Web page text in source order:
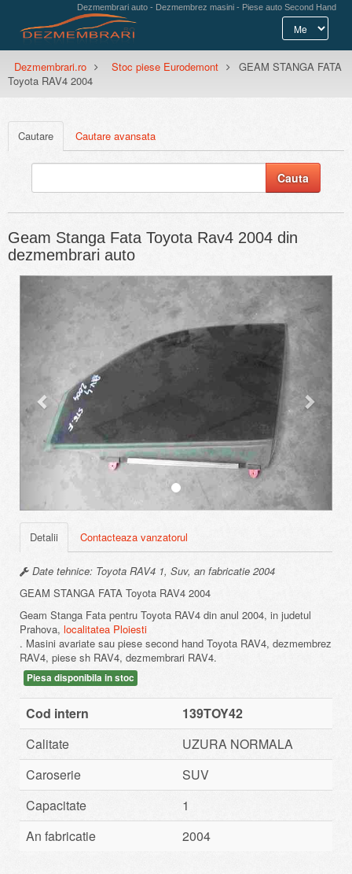
Dezmembrari auto - Dezmembrez masini - Piese auto Second Hand
Dezmembrari.ro Stoc piese Eurodemont
GEAM STANGA FATA
Toyota RAV4 2004
Cautare Cautare avansata
Geam Stanga Fata Toyota Rav4 2004 din
dezmembrari auto
Previous Next
Detalii Contacteaza vanzatorul
Date tehnice: Toyota RAV4 1, Suv, an fabricatie 2004
GEAM STANGA FATA Toyota RAV4 2004
Geam Stanga Fata pentru Toyota RAV4 din anul 2004, in judetul
Prahova, localitatea Ploiesti
. Masini avariate sau piese second hand Toyota RAV4, dezmembrez
RAV4, piese sh RAV4, dezmembrari RAV4.
Piesa disponibila in stoc
Cod intern
139TOY42
Calitate
UZURA NORMALA
Caroserie
SUV
Capacitate
1
An fabricatie
2004